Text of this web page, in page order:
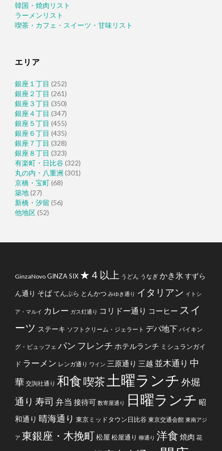
韓国・焼肉リスト
ラーメンリスト
喫茶・カフェ・スイーツ・甘味リスト
エリア
銀座１丁目 (252)
銀座２丁目 (261)
銀座３丁目 (350)
銀座４丁目 (347)
銀座５丁目 (455)
銀座６丁目 (435)
銀座７丁目 (328)
銀座８丁目 (323)
有楽町・日比谷(322)
丸の内・八重洲 (301)
京橋・宝町(68)
築地(27)
新橋・汐留 (56)
他地区(52)
GinzaNovo GINZA SIX ★４以上 うどん うなぎ かき氷 すずら
ん通り そばてんぷら とんかつ みゆき通り イタリアン イトシ
ア・マルイ カレー ガス灯通り コリドー通り コーヒー スイ
ーツ ステーキ ソフトクリーム・ジェラート デパ地下 バイキン
グ・ビュッフェ パン フレンチ ホテルランチ ミシュランガイ
ド ラーメン レンガ通り ワイン 三原通り 三越 並木通り 中
華 交詢社通り 和食喫茶 土曜ランチ 外堀
通り 寿司 弁当 接待可 数寄屋通り 日曜ランチ 昭
和通り 晴海通り 東京ミッドタウン日比谷 東京交通会館 東南アジ
ア 東銀座・木挽町松屋 松屋通り 柳通り 洋食 焼肉 花